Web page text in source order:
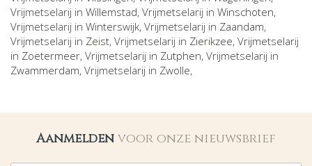
Vrijmetselarij in Willemstad, Vrijmetselarij in Winschoten,
Vrijmetselarij in Winterswijk, Vrijmetselarij in Zaandam,
Vrijmetselarij in Zeist, Vrijmetselarij in Zierikzee, Vrijmetselarij
in Zoetermeer, Vrijmetselarij in Zutphen, Vrijmetselarij in
Zwammerdam, Vrijmetselarij in Zwolle,
Aanmelden voor onze nieuwsbrief